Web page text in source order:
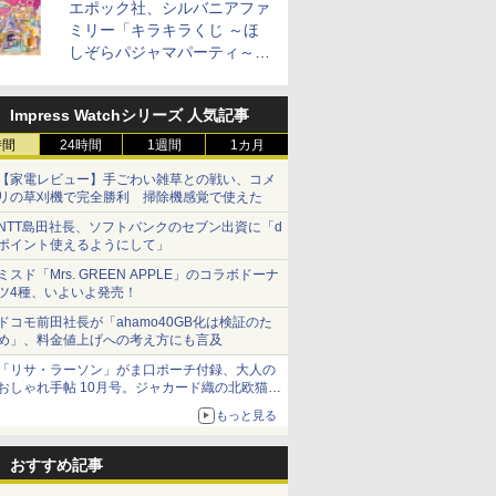
加
エポック社、シルバニアファ
ミリー「キラキラくじ ～ほ
しぞらパジャマパーティ～」
Impress Watchシリーズ 人気記事
24時間 1週間 1カ月
家電レビュー】手ごわい雑草との戦い、コメ
の草刈機で完全勝利 掃除機感覚で使えた
島田社長、ソフトバンクのセブン出資に「d
イント使えるようにして」
スド「Mrs. GREEN APPLE」のコラボドーナ
4種、いよいよ発売！
コモ前田社長が「ahamo40GB化は検証のた
」、料金値上げへの考え方にも言及
リサ・ラーソン」がま口ポーチ付録、大人の
しゃれ手帖 10月号。ジャカード織の北欧猫デ
もっと見る
おすすめ記事